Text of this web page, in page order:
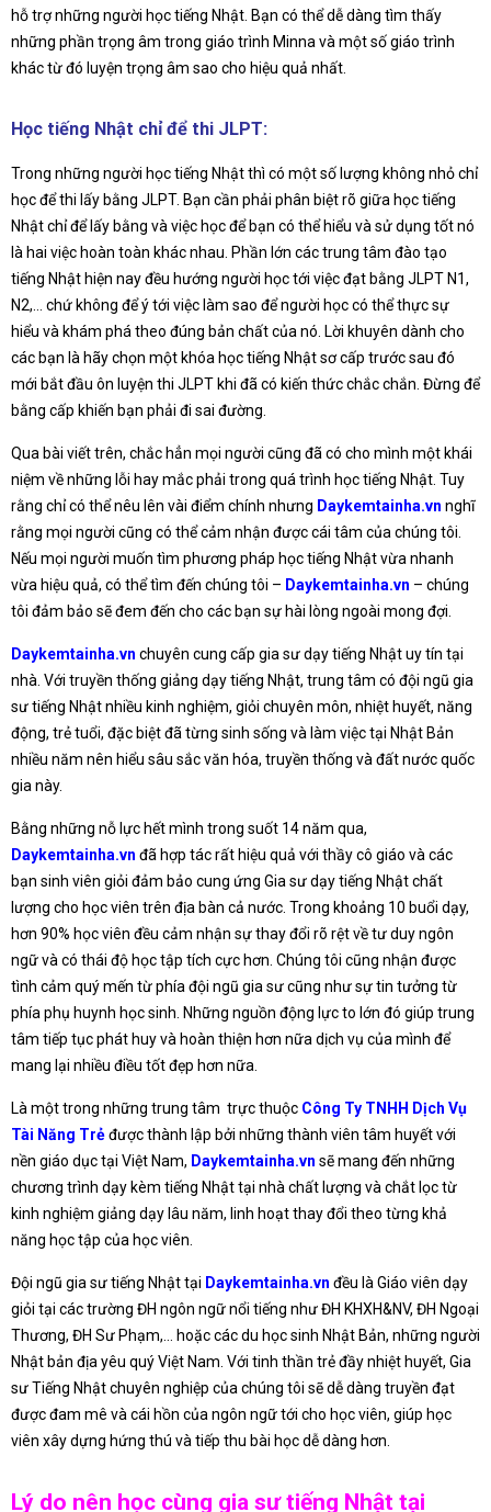
hỗ trợ những người học tiếng Nhật. Bạn có thể dễ dàng tìm thấy
những phần trọng âm trong giáo trình Minna và một số giáo trình
khác từ đó luyện trọng âm sao cho hiệu quả nhất.
Học tiếng Nhật chỉ để thi JLPT:
Trong những người học tiếng Nhật thì có một số lượng không nhỏ chỉ
học để thi lấy bằng JLPT. Bạn cần phải phân biệt rõ giữa học tiếng
Nhật chỉ để lấy bằng và việc học để bạn có thể hiểu và sử dụng tốt nó
là hai việc hoàn toàn khác nhau. Phần lớn các trung tâm đào tạo
tiếng Nhật hiện nay đều hướng người học tới việc đạt bằng JLPT N1,
N2,… chứ không để ý tới việc làm sao để người học có thể thực sự
hiểu và khám phá theo đúng bản chất của nó. Lời khuyên dành cho
các bạn là hãy chọn một khóa học tiếng Nhật sơ cấp trước sau đó
mới bắt đầu ôn luyện thi JLPT khi đã có kiến thức chắc chắn. Đừng để
bằng cấp khiến bạn phải đi sai đường.
Qua bài viết trên, chắc hẳn mọi người cũng đã có cho mình một khái
niệm về những lỗi hay mắc phải trong quá trình học tiếng Nhật. Tuy
rằng chỉ có thể nêu lên vài điểm chính nhưng Daykemtainha.vn nghĩ
rằng mọi người cũng có thể cảm nhận được cái tâm của chúng tôi.
Nếu mọi người muốn tìm phương pháp học tiếng Nhật vừa nhanh
vừa hiệu quả, có thể tìm đến chúng tôi – Daykemtainha.vn – chúng
tôi đảm bảo sẽ đem đến cho các bạn sự hài lòng ngoài mong đợi.
Daykemtainha.vn chuyên cung cấp gia sư dạy tiếng Nhật uy tín tại
nhà. Với truyền thống giảng dạy tiếng Nhật, trung tâm có đội ngũ gia
sư tiếng Nhật nhiều kinh nghiệm, giỏi chuyên môn, nhiệt huyết, năng
động, trẻ tuổi, đặc biệt đã từng sinh sống và làm việc tại Nhật Bản
nhiều năm nên hiểu sâu sắc văn hóa, truyền thống và đất nước quốc
gia này.
Bằng những nỗ lực hết mình trong suốt 14 năm qua,
Daykemtainha.vn đã hợp tác rất hiệu quả với thầy cô giáo và các
bạn sinh viên giỏi đảm bảo cung ứng Gia sư dạy tiếng Nhật chất
lượng cho học viên trên địa bàn cả nước. Trong khoảng 10 buổi dạy,
hơn 90% học viên đều cảm nhận sự thay đổi rõ rệt về tư duy ngôn
ngữ và có thái độ học tập tích cực hơn. Chúng tôi cũng nhận được
tình cảm quý mến từ phía đội ngũ gia sư cũng như sự tin tưởng từ
phía phụ huynh học sinh. Những nguồn động lực to lớn đó giúp trung
tâm tiếp tục phát huy và hoàn thiện hơn nữa dịch vụ của mình để
mang lại nhiều điều tốt đẹp hơn nữa.
Là một trong những trung tâm trực thuộc Công Ty TNHH Dịch Vụ
Tài Năng Trẻđược thành lập bởi những thành viên tâm huyết với
nền giáo dục tại Việt Nam, Daykemtainha.vn sẽ mang đến những
chương trình dạy kèm tiếng Nhật tại nhà chất lượng và chắt lọc từ
kinh nghiệm giảng dạy lâu năm, linh hoạt thay đổi theo từng khả
năng học tập của học viên.
Đội ngũ gia sư tiếng Nhật tại Daykemtainha.vn đều là Giáo viên dạy
giỏi tại các trường ĐH ngôn ngữ nổi tiếng như ĐH KHXH&NV, ĐH Ngoại
Thương, ĐH Sư Phạm,… hoặc các du học sinh Nhật Bản, những người
Nhật bản địa yêu quý Việt Nam. Với tinh thần trẻ đầy nhiệt huyết, Gia
sư Tiếng Nhật chuyên nghiệp của chúng tôi sẽ dễ dàng truyền đạt
được đam mê và cái hồn của ngôn ngữ tới cho học viên, giúp học
viên xây dựng hứng thú và tiếp thu bài học dễ dàng hơn.
Lý do nên học cùng gia sư tiếng Nhật tại